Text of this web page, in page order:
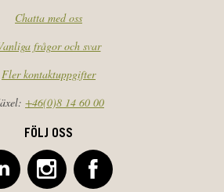
Chatta med oss
frågor och svar
Fler kontaktuppgifter
+46(0)8 14 60 00
FÖLJ OSS